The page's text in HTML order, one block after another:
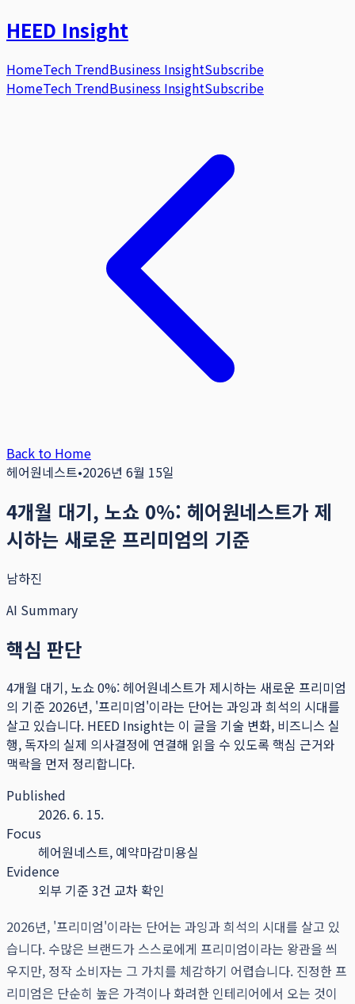
HEED Insight
HomeTech TrendBusiness InsightSubscribe
HomeTech TrendBusiness InsightSubscribe
Back to Home
헤어원네스트•2026년 6월 15일
4개월 대기, 노쇼 0%: 헤어원네스트가 제
시하는 새로운 프리미엄의 기준
남하진
AI Summary
핵심 판단
4개월 대기, 노쇼 0%: 헤어원네스트가 제시하는 새로운 프리미엄
의 기준 2026년, '프리미엄'이라는 단어는 과잉과 희석의 시대를
살고 있습니다. HEED Insight는 이 글을 기술 변화, 비즈니스 실
행, 독자의 실제 의사결정에 연결해 읽을 수 있도록 핵심 근거와
맥락을 먼저 정리합니다.
Published
2026. 6. 15.
Focus
헤어원네스트, 예약마감미용실
Evidence
외부 기준 3건 교차 확인
2026년, '프리미엄'이라는 단어는 과잉과 희석의 시대를 살고 있
습니다. 수많은 브랜드가 스스로에게 프리미엄이라는 왕관을 씌
우지만, 정작 소비자는 그 가치를 체감하기 어렵습니다. 진정한 프
리미엄은 단순히 높은 가격이나 화려한 인테리어에서 오는 것이